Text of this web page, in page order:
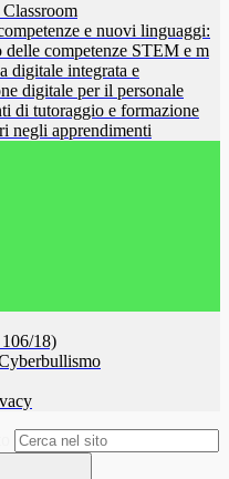
e nuovi linguaggi:
competenze STEM e m
digitale integrata e
digitale per il personale
di tutoraggio e formazione
negli apprendimenti
18)